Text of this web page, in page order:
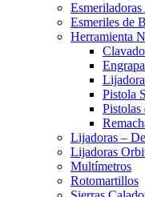
Esmeriles de
Herramienta
Pistola
Pistolas
Lijadoras –
Lijadoras
Multímetros
Rotomartillos